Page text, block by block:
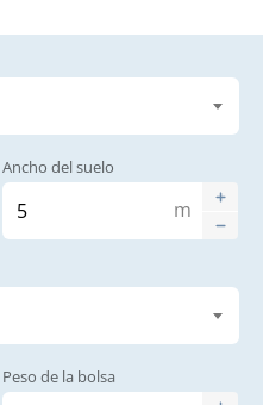
Ancho del suelo
m
Peso de la bolsa